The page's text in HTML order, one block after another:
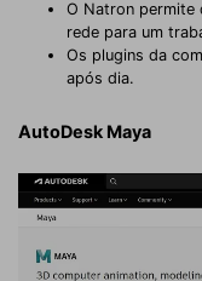
O Natron permite
rede para um
Os plugins da
após dia.
AutoDesk Maya